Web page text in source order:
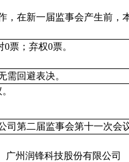
，在新一届监事会产生前
0票；弃权0票。
需回避表决。
司第二届监事会第十一次会
广州润锋科技股份有限公司